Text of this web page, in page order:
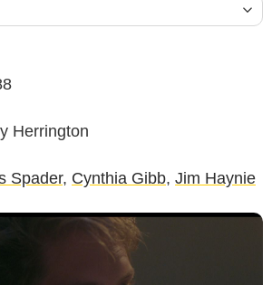
Herrington
Spader, Cynthia Gibb, Jim Haynie